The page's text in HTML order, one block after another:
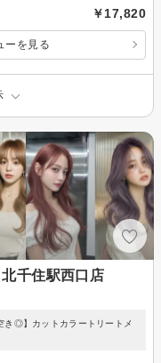
￥17,820
ーを見る
千住駅西口店
き◎】カットカラートリートメ